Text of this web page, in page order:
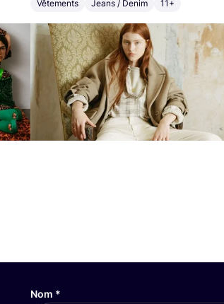
Vêtements Jeans / Denim 11+
Nom *